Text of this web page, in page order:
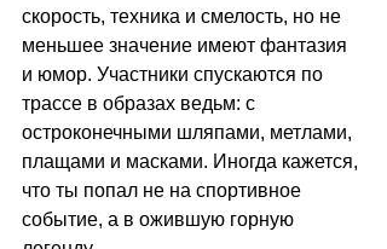
скорость, техника и смелость, но не
меньшее значение имеют фантазия
и юмор. Участники спускаются по
трассе в образах ведьм: с
остроконечными шляпами, метлами,
плащами и масками. Иногда кажется,
что ты попал не на спортивное
событие, а в ожившую горную